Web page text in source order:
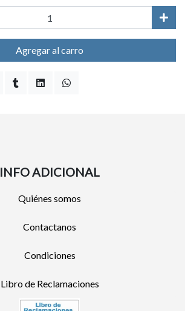
Agregar al carro
INFO ADICIONAL
Quiénes somos
Contactanos
Condiciones
Libro de Reclamaciones